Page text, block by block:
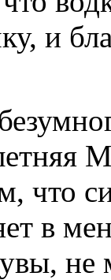
и
что
в
не